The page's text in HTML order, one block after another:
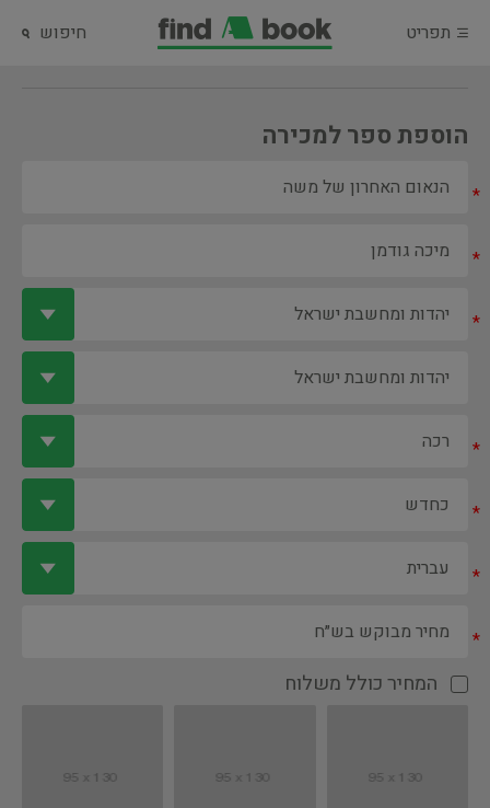
תפריט חיפוש
הוספת ספר למכירה
*
*
*
*
*
*
*
המחיר כולל משלוח